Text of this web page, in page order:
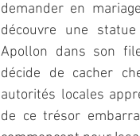
demander en
découvre une
Apollon dans son
décide de cacher
autorités locales
de ce trésor